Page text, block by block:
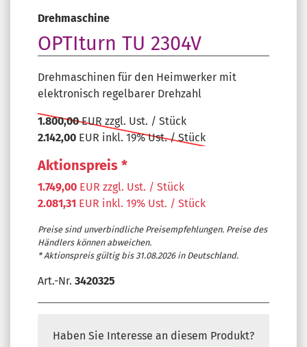
Drehmaschine
OPTIturn TU 2304V
Drehmaschinen für den Heimwerker mit
elektronisch regelbarer Drehzahl
1.800,00EUR zzgl. Ust. / Stück
2.142,00 EUR inkl. 19% Ust. / Stück
Aktionspreis *
1.749,00 EUR zzgl. Ust. / Stück
2.081,31 EUR inkl. 19% Ust. / Stück
Preise sind unverbindliche Preisempfehlungen. Preise des
Händlers können abweichen.
* Aktionspreis gültig bis 31.08.2026 in Deutschland.
Art.-Nr. 3420325
Haben Sie Interesse an diesem Produkt?